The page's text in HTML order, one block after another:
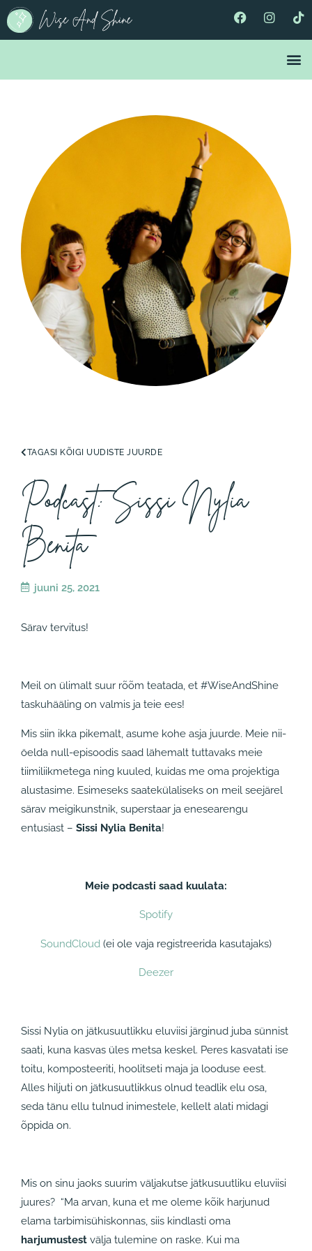
TAGASI KÕIGI UUDISTE JUURDE
Podcast: Sissi Nylia
Benita
juuni 25, 2021
Särav tervitus!
Meil on ülimalt suur rõõm teatada, et #WiseAndShine
taskuhääling on valmis ja teie ees!
Mis siin ikka pikemalt, asume kohe asja juurde. Meie nii-
öelda null-episoodis saad lähemalt tuttavaks meie
tiimiliikmetega ning kuuled, kuidas me oma projektiga
alustasime. Esimeseks saatekülaliseks on meil seejärel
särav meigikunstnik, superstaar ja enesearengu
entusiast – Sissi Nylia Benita!
Meie podcasti saad kuulata:
Spotify
SoundCloud (ei ole vaja registreerida kasutajaks)
Deezer
Sissi Nylia on jätkusuutlikku eluviisi järginud juba sünnist
saati, kuna kasvas üles metsa keskel. Peres kasvatati ise
toitu, komposteeriti, hoolitseti maja ja looduse eest.
Alles hiljuti on jätkusuutlikkus olnud teadlik elu osa,
seda tänu ellu tulnud inimestele, kellelt alati midagi
õppida on.
Mis on sinu jaoks suurim väljakutse jätkusuutliku eluviisi
juures? “Ma arvan, kuna et me oleme kõik harjunud
elama tarbimisühiskonnas, siis kindlasti oma
harjumustest välja tulemine on raske. Kui ma